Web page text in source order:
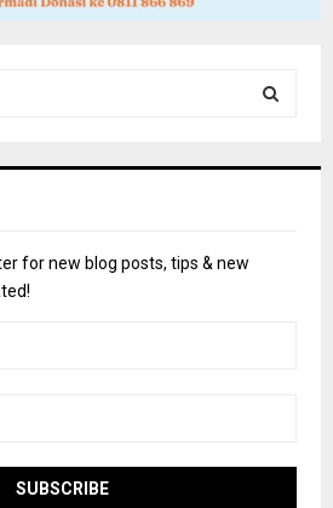
for new blog posts, tips & new